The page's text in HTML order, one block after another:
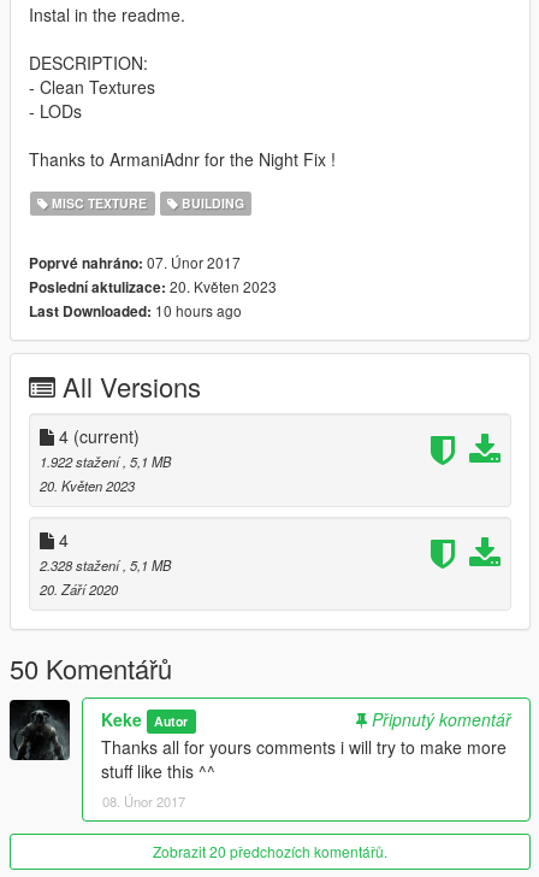
Instal in the readme.
DESCRIPTION:
- Clean Textures
- LODs
Thanks to ArmaniAdnr for the Night Fix !
MISC TEXTURE BUILDING
Poprvé nahráno: 07. Únor 2017
Poslední aktulizace: 20. Květen 2023
Last Downloaded: 10 hours ago
All Versions
4 (current)
1.922 stažení , 5,1 MB
20. Květen 2023
4
2.328 stažení , 5,1 MB
20. Září 2020
50 Komentářů
Keke Autor
Připnutý komentář
Thanks all for yours comments i will try to make more
stuff like this ^^
08. Únor 2017
Zobrazit 20 předchozích komentářů.